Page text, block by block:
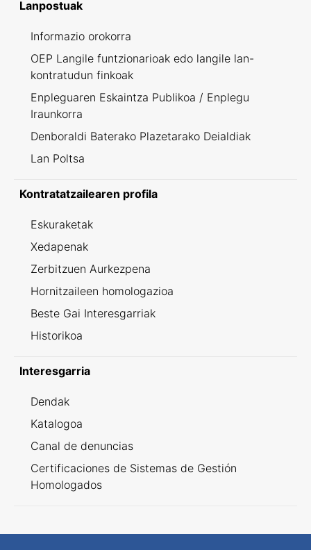
Lanpostuak
Informazio orokorra
OEP Langile funtzionarioak edo langile lan-
kontratudun finkoak
Enpleguaren Eskaintza Publikoa / Enplegu
Iraunkorra
Denboraldi Baterako Plazetarako Deialdiak
Lan Poltsa
Kontratatzailearen profila
Eskuraketak
Xedapenak
Zerbitzuen Aurkezpena
Hornitzaileen homologazioa
Beste Gai Interesgarriak
Historikoa
Interesgarria
Dendak
Katalogoa
Canal de denuncias
Certificaciones de Sistemas de Gestión
Homologados